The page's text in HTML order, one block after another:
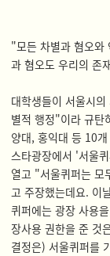
"모든 차별과 혐오와
과 혐오도 우리의 존
대학생들이 서울시
별적 행정"이라 규탄
양대, 홍익대 등 10
스타광장에서 '서울
열고 "서울퀴퍼는 모
고 주장했는데요. 이
퀴퍼에는 광장 사용
장사용 권한을 준 것
결정은) 서울퀴퍼를